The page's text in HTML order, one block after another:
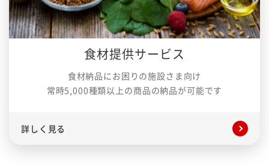
食材提供サービス
食材納品にお困りの施設さま向け
常時5,000種類以上の商品の納品が可能です
詳しく見る